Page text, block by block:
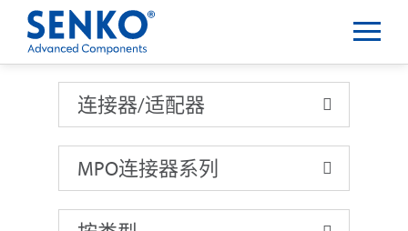
连接器/适配器
连接器/适配器
MPO连接器系列